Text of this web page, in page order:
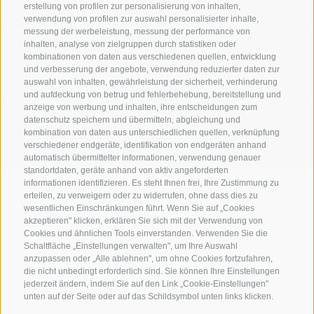
erstellung von profilen zur personalisierung von inhalten,
verwendung von profilen zur auswahl personalisierter inhalte,
messung der werbeleistung, messung der performance von
inhalten, analyse von zielgruppen durch statistiken oder
kombinationen von daten aus verschiedenen quellen, entwicklung
und verbesserung der angebote, verwendung reduzierter daten zur
auswahl von inhalten, gewährleistung der sicherheit, verhinderung
und aufdeckung von betrug und fehlerbehebung, bereitstellung und
anzeige von werbung und inhalten, ihre entscheidungen zum
datenschutz speichern und übermitteln, abgleichung und
kombination von daten aus unterschiedlichen quellen, verknüpfung
verschiedener endgeräte, identifikation von endgeräten anhand
automatisch übermittelter informationen, verwendung genauer
standortdaten, geräte anhand von aktiv angeforderten
informationen identifizieren. Es steht Ihnen frei, Ihre Zustimmung zu
erteilen, zu verweigern oder zu widerrufen, ohne dass dies zu
wesentlichen Einschränkungen führt. Wenn Sie auf „Cookies
akzeptieren" klicken, erklären Sie sich mit der Verwendung von
Cookies und ähnlichen Tools einverstanden. Verwenden Sie die
Schaltfläche „Einstellungen verwalten", um Ihre Auswahl
anzupassen oder „Alle ablehnen", um ohne Cookies fortzufahren,
die nicht unbedingt erforderlich sind. Sie können Ihre Einstellungen
jederzeit ändern, indem Sie auf den Link „Cookie-Einstellungen"
unten auf der Seite oder auf das Schildsymbol unten links klicken.
Schreiben Sie uns!
KONTAKTFORMULAR
Erfahren Sie mehr
DOWNLOADS
bau.recycle - Konsortium für Baustoffverwertung